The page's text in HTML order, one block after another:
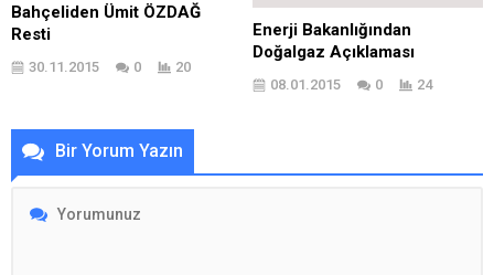
Bahçeliden Ümit ÖZDAĞ
Resti
30.11.2015 0 20
Enerji Bakanlığından
Doğalgaz Açıklaması
08.01.2015 0 24
Bir Yorum Yazın